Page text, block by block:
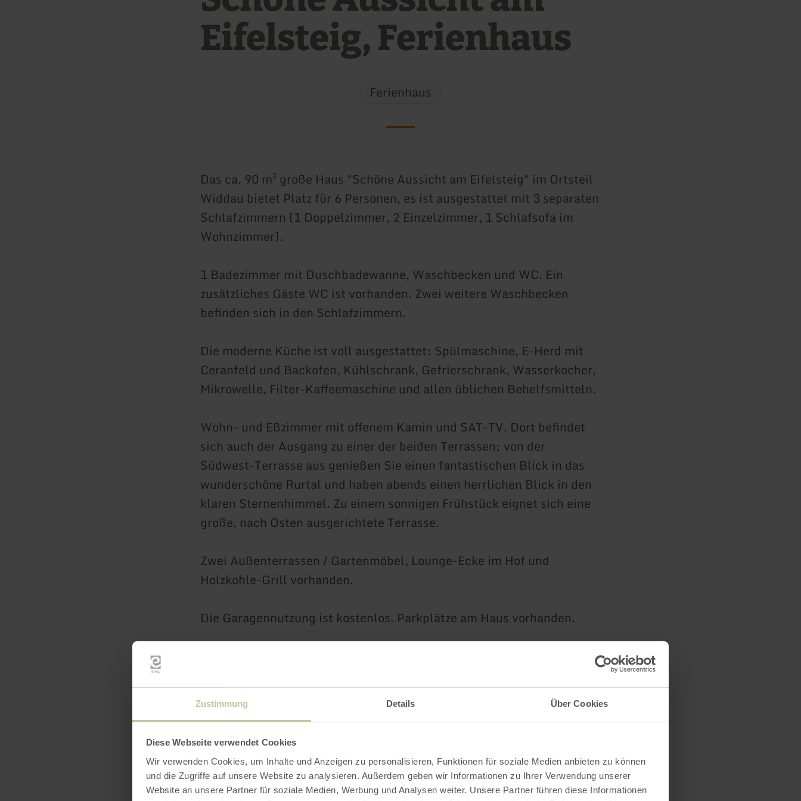
Zustimmung Details Über Cookies
Diese Webseite verwendet Cookies
Wir verwenden Cookies, um Inhalte und Anzeigen zu personalisieren, Funktionen für soziale Medien anbieten zu können
und die Zugriffe auf unsere Website zu analysieren. Außerdem geben wir Informationen zu Ihrer Verwendung unserer
Website an unsere Partner für soziale Medien, Werbung und Analysen weiter. Unsere Partner führen diese Informationen
Eifelsteig, Ferienhaus
Ferienhaus
Das ca. 90 m² große Haus "Schöne Aussicht am Eifelsteig" im Ortsteil
Widdau bietet Platz für 6 Personen, es ist ausgestattet mit 3 separaten
Schlafzimmern (1 Doppelzimmer, 2 Einzelzimmer, 1 Schlafsofa im
Wohnzimmer).
1 Badezimmer mit Duschbadewanne, Waschbecken und WC. Ein
zusätzliches Gäste WC ist vorhanden. Zwei weitere Waschbecken
befinden sich in den Schlafzimmern.
Die moderne Küche ist voll ausgestattet: Spülmaschine, E-Herd mit
Ceranfeld und Backofen, Kühlschrank, Gefrierschrank, Wasserkocher,
Mikrowelle, Filter-Kaffeemaschine und allen üblichen Behelfsmitteln.
Wohn- und Eßzimmer mit offenem Kamin und SAT-TV. Dort befindet
sich auch der Ausgang zu einer der beiden Terrassen; von der
Südwest-Terrasse aus genießen Sie einen fantastischen Blick in das
wunderschöne Rurtal und haben abends einen herrlichen Blick in den
klaren Sternenhimmel. Zu einem sonnigen Frühstück eignet sich eine
große, nach Osten ausgerichtete Terrasse.
Zwei Außenterrassen / Gartenmöbel, Lounge-Ecke im Hof und
Holzkohle-Grill vorhanden.
Die Garagennutzung ist kostenlos. Parkplätze am Haus vorhanden.
Nichtraucherhaus; keine Haustiere erlaubt!
Ausstattung